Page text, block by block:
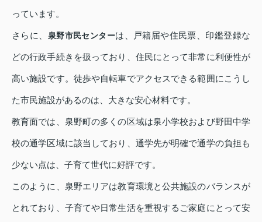
っています。
さらに、 泉野市民センターは、戸籍届や住民票、印鑑登録な
どの行政手続きを扱っており、住民にとって非常に利便性が
高い施設です。徒歩や自転車でアクセスできる範囲にこうし
た市民施設があるのは、大きな安心材料です。
教育面では、泉野町の多くの区域は泉小学校および野田中学
校の通学区域に該当しており、通学先が明確で通学の負担も
少ない点は、子育て世代に好評です。
このように、泉野エリアは教育環境と公共施設のバランスが
とれており、子育てや日常生活を重視するご家庭にとって安